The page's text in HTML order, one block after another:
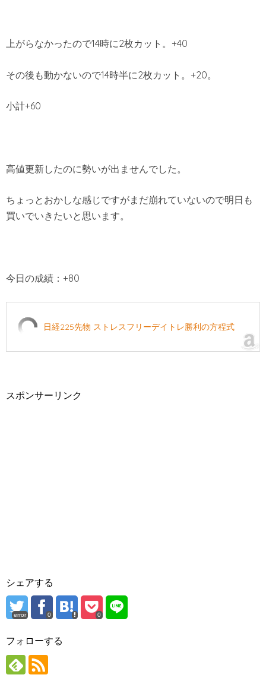
上がらなかったので14時に2枚カット。+40
その後も動かないので14時半に2枚カット。+20。
小計+60
高値更新したのに勢いが出ませんでした。
ちょっとおかしな感じですがまだ崩れていないので明日も
買いでいきたいと思います。
今日の成績：+80
日経225先物 ストレスフリーデイトレ勝利の方程式
スポンサーリンク
シェアする
error 0 0
フォローする